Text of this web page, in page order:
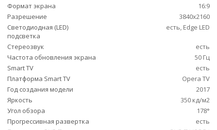
Формат экрана
16:9
Разрешение
3840x2160
Светодиодная (LED)
подсветка
есть, Edge LED
Стереозвук
есть
Частота обновления экрана
50 Гц
Smart TV
есть
Платформа Smart TV
Opera TV
Год создания модели
2017
Яркость
350 кд/м2
Угол обзора
178°
Прогрессивная развертка
есть